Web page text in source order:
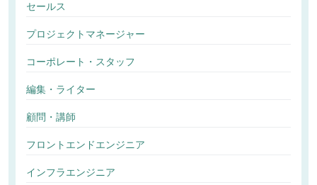
セールス
プロジェクトマネージャー
コーポレート・スタッフ
編集・ライター
顧問・講師
フロントエンドエンジニア
インフラエンジニア